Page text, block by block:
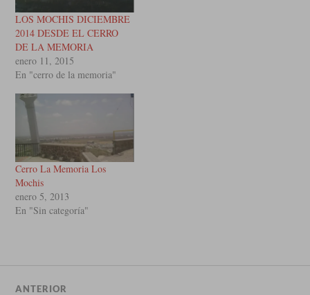
LOS MOCHIS DICIEMBRE
2014 DESDE EL CERRO
DE LA MEMORIA
enero 11, 2015
En "cerro de la memoria"
Cerro La Memoria Los
Mochis
enero 5, 2013
En "Sin categoría"
ANTERIOR